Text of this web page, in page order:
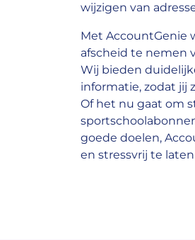
wijzigen van
Met AccountGenie
afscheid te nemen
Wij bieden
informatie, zodat jij
Of het nu gaat om
goede doelen,
en stressvrij te